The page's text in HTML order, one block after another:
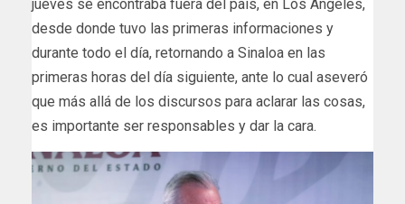
jueves se encontraba fuera del país, en Los Ángeles,
desde donde tuvo las primeras informaciones y
durante todo el día, retornando a Sinaloa en las
primeras horas del día siguiente, ante lo cual aseveró
que más allá de los discursos para aclarar las cosas,
es importante ser responsables y dar la cara.